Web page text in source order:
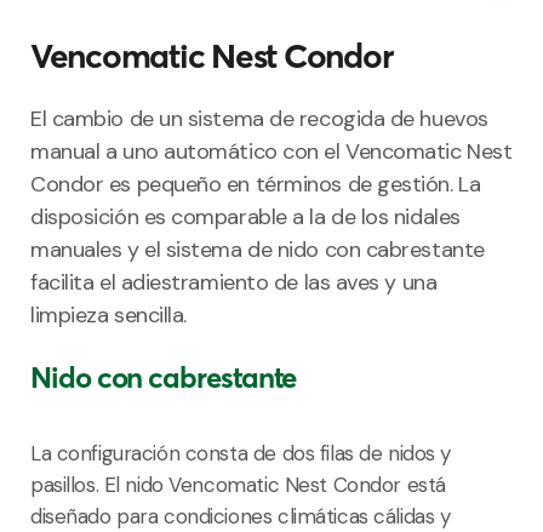
Vencomatic Nest Condor
El cambio de un sistema de recogida de huevos
manual a uno automático con el Vencomatic Nest
Condor es pequeño en términos de gestión. La
disposición es comparable a la de los nidales
manuales y el sistema de nido con cabrestante
facilita el adiestramiento de las aves y una
limpieza sencilla.
Nido con cabrestante
La configuración consta de dos filas de nidos y
pasillos. El nido Vencomatic Nest Condor está
diseñado para condiciones climáticas cálidas y